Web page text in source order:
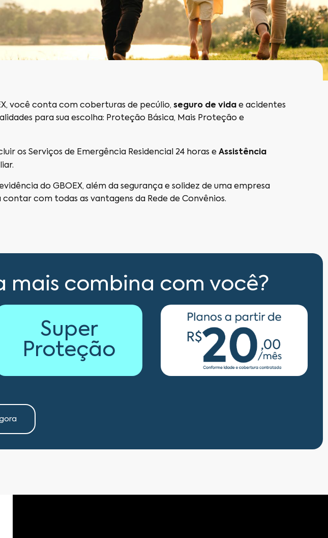
você conta com coberturas de pecúlio, seguro de vida e acidentes
para sua escolha: Proteção Básica, Mais Proteção e
os Serviços de Emergência Residencial 24 horas e Assistência
do GBOEX, além da segurança e solidez de uma empresa
com todas as vantagens da Rede de Convênios.
combina com você?
Super
Proteção